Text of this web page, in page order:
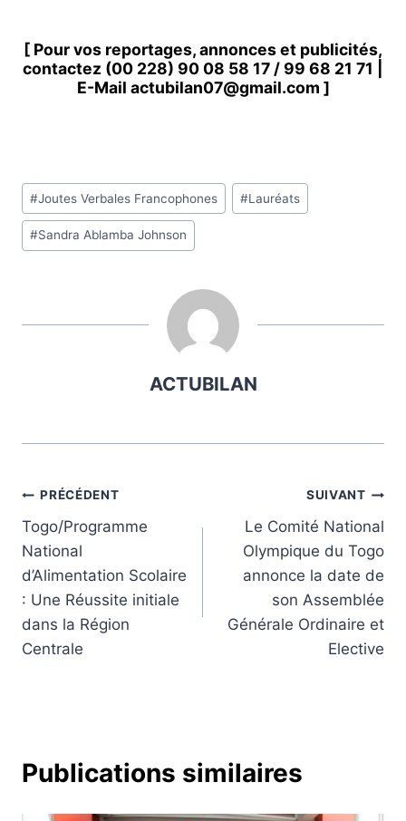
[ Pour vos reportages, annonces et publicités,
contactez (00 228) 90 08 58 17 / 99 68 21 71
E-Mail actubilan07@gmail.com ]
Étiquettes
de
la
#Joutes Verbales Francophones #Lauréats
#Sandra Ablamba Johnson
ACTUBILAN
Navigation
de
l’article
PRÉCÉDENT
Togo/Programme
National
d’Alimentation Scolaire
: Une Réussite initiale
dans la Région
Centrale
SUIVANT
Le Comité National
Olympique du Togo
annonce la date de
son Assemblée
Générale Ordinaire et
Elective
Publications similaires